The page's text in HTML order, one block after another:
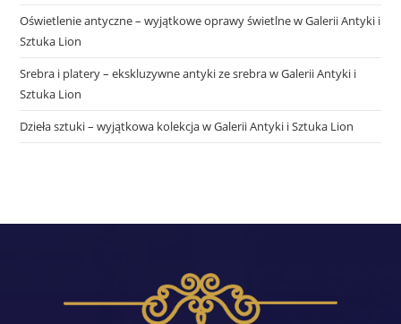
Oświetlenie antyczne – wyjątkowe oprawy świetlne w Galerii Antyki i
Sztuka Lion
Srebra i platery – ekskluzywne antyki ze srebra w Galerii Antyki i
Sztuka Lion
Dzieła sztuki – wyjątkowa kolekcja w Galerii Antyki i Sztuka Lion